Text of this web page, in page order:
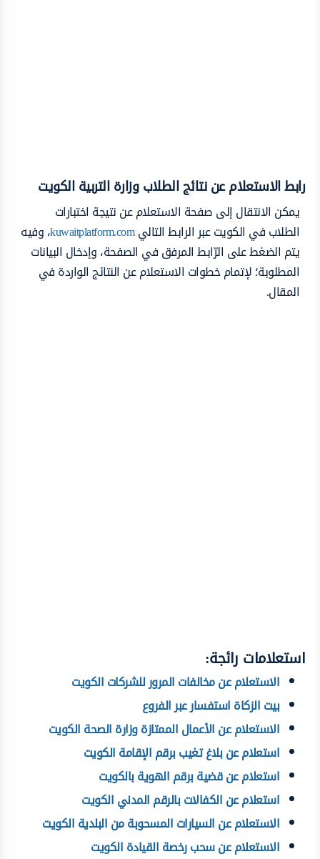
رابط الاستعلام عن نتائج الطلاب وزارة التربية الكويت
يمكن الانتقال إلى صفحة الاستعلام عن نتيجة اختبارات
الطلاب في الكويت عبر الرابط التاليkuwaitplatform.com، وفيه
يتم الضغط على الرّابط المرفق في الصفحة، وإدخال البيانات
المطلوبة؛ لإتمام خطوات الاستعلام عن النتائج الواردة في
المقال.
استعلامات رائجة:
الاستعلام عن مخالفات المرور للشركات الكويت
بيت الزكاة استفسار عبر الفروع
الاستعلام عن الأعمال الممتازة وزارة الصحة الكويت
استعلام عن بلاغ تغيب برقم الإقامة الكويت
استعلام عن قضية برقم الهوية بالكويت
استعلام عن الكفالات بالرقم المدني الكويت
الاستعلام عن السيارات المسحوبة من البلدية الكويت
الاستعلام عن سحب رخصة القيادة الكويت